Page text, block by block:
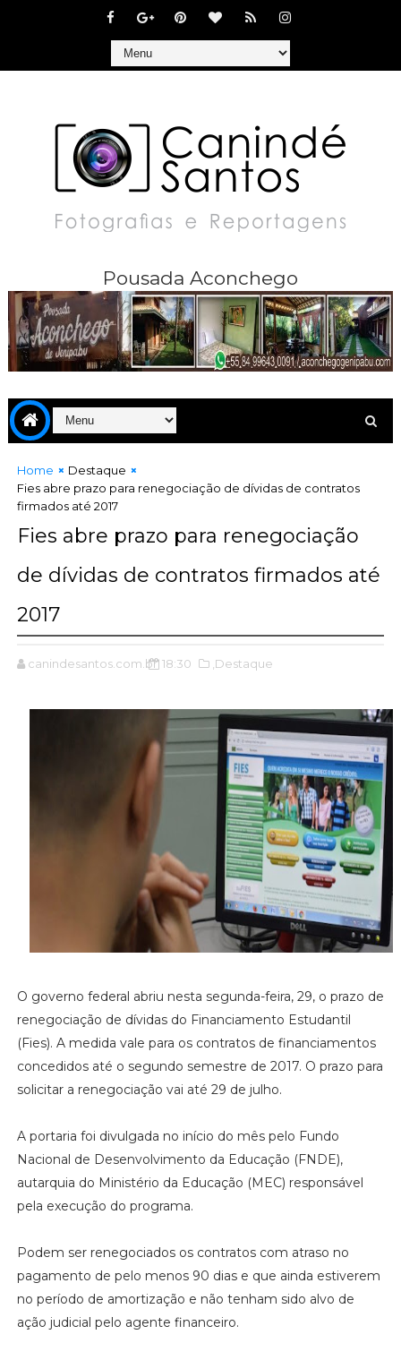
Pousada Aconchego
Home
Destaque
Fies abre prazo para renegociação de dívidas de contratos
firmados até 2017
Fies abre prazo para renegociação
de dívidas de contratos firmados até
2017
canindesantos.com.br 18:30 ,Destaque
O governo federal abriu nesta segunda-feira, 29, o prazo de
renegociação de dívidas do Financiamento Estudantil
(Fies). A medida vale para os contratos de financiamentos
concedidos até o segundo semestre de 2017. O prazo para
solicitar a renegociação vai até 29 de julho.
A portaria foi divulgada no início do mês pelo Fundo
Nacional de Desenvolvimento da Educação (FNDE),
autarquia do Ministério da Educação (MEC) responsável
pela execução do programa.
Podem ser renegociados os contratos com atraso no
pagamento de pelo menos 90 dias e que ainda estiverem
no período de amortização e não tenham sido alvo de
ação judicial pelo agente financeiro.